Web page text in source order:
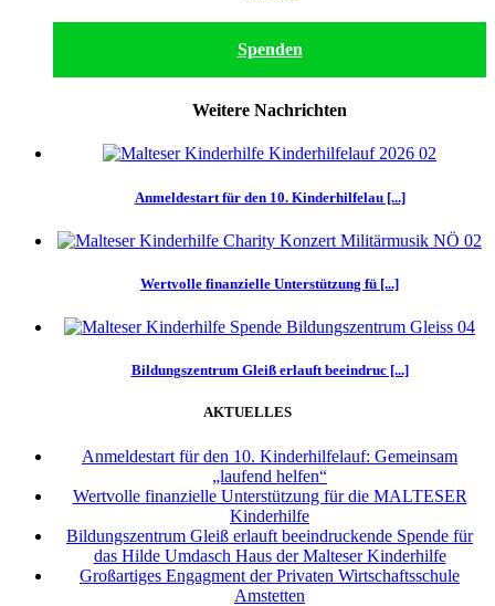
Spenden
Weitere Nachrichten
Anmeldestart für den 10. Kinderhilfelau [...]
Wertvolle finanzielle Unterstützung fü [...]
Bildungszentrum Gleiß erlauft beeindruc [...]
AKTUELLES
Anmeldestart für den 10. Kinderhilfelauf: Gemeinsam
„laufend helfen“
Wertvolle finanzielle Unterstützung für die MALTESER
Kinderhilfe
Bildungszentrum Gleiß erlauft beeindruckende Spende für
das Hilde Umdasch Haus der Malteser Kinderhilfe
Großartiges Engagment der Privaten Wirtschaftsschule
Amstetten